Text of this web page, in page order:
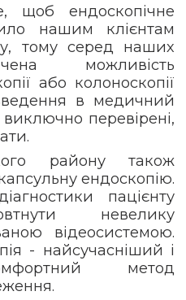
ендоскопічне
нашим клієнтам
тому серед наших
можливість
або колоноскопії
в медичний
перевірені,
району також
ендоскопію.
пацієнту
невелику
відеосистемою.
- найсучасніший і
метод